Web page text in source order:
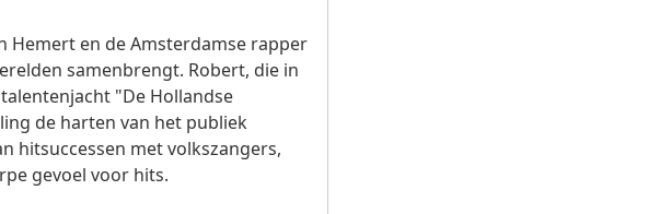
Hemert en de Amsterdamse rapper
samenbrengt. Robert, die in
"De Hollandse
de harten van het publiek
hitsuccessen met volkszangers,
gevoel voor hits.